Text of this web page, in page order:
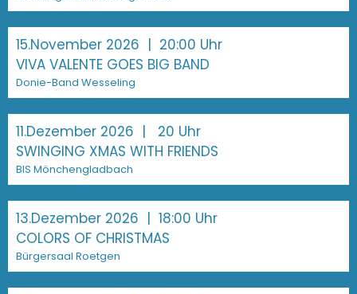
15.November 2026 | 20:00 Uhr
VIVA VALENTE GOES BIG BAND
Donie-Band Wesseling
11.Dezember 2026 | 20 Uhr
SWINGING XMAS WITH FRIENDS
BIS Mönchengladbach
13.Dezember 2026 | 18:00 Uhr
COLORS OF CHRISTMAS
Bürgersaal Roetgen